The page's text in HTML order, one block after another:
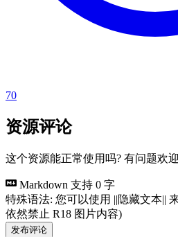
70
资源评论
这个资源能正常使用吗? 有问题欢
Markdown 支持 0 字
特殊语法: 您可以使用 ||隐藏文本||
依然禁止 R18 图片内容)
发布评论